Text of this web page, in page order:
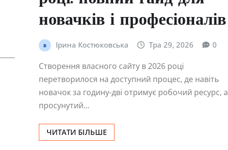
новачків і професіоналів
Ірина Костюковська Тра 29, 2026 0
Створення власного сайту в 2026 році
перетворилося на доступний процес, де навіть
новачок за годину-дві отримує робочий ресурс, а
просунутий…
ЧИТАТИ БІЛЬШЕ